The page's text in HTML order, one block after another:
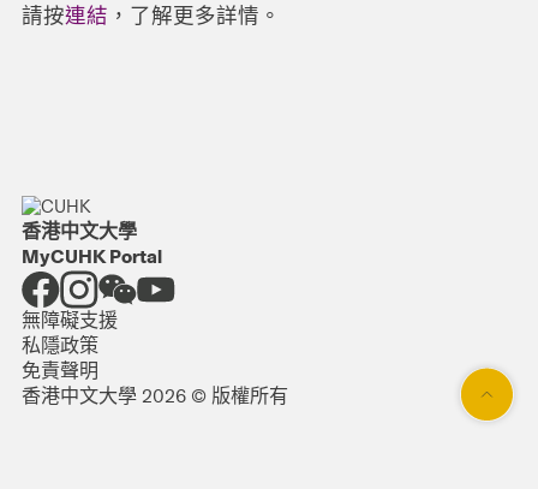
請按連結 ，了解更多詳情。
香港中文大學
MyCUHK Portal
無障礙支援
私隱政策
免責聲明
香港中文大學 2026 © 版權所有